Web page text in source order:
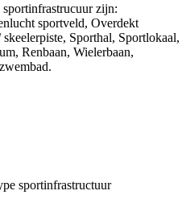
zijn:
sportveld, Overdekt
Sporthal, Sportlokaal,
Renbaan, Wielerbaan,
sportinfrastructuur